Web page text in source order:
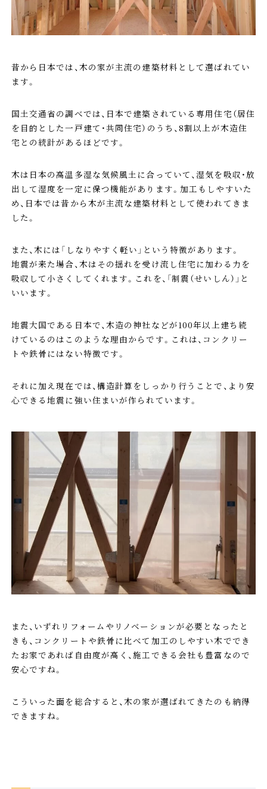
昔から日本では、木の家が主流の建築材料として選ばれてい
ます。
国土交通省の調べでは、日本で建築されている専用住宅（居住
を目的とした一戸建て・共同住宅）のうち、8割以上が木造住
宅との統計があるほどです。
木は日本の高温多湿な気候風土に合っていて、湿気を吸収・放
出して湿度を一定に保つ機能があります。加工もしやすいた
め、日本では昔から木が主流な建築材料として使われてきま
した。
また、木には「しなりやすく軽い」という特徴があります。
地震が来た場合、木はその揺れを受け流し住宅に加わる力を
吸収して小さくしてくれます。これを、「制震（せいしん）」と
いいます。
地震大国である日本で、木造の神社などが100年以上建ち続
けているのはこのような理由からです。これは、コンクリー
トや鉄骨にはない特徴です。
それに加え現在では、構造計算をしっかり行うことで、より安
心できる地震に強い住まいが作られています。
また、いずれリフォームやリノベーションが必要となったと
きも、コンクリートや鉄骨に比べて加工のしやすい木ででき
たお家であれば自由度が高く、施工できる会社も豊富なので
安心ですね。
こういった面を総合すると、木の家が選ばれてきたのも納得
できますね。